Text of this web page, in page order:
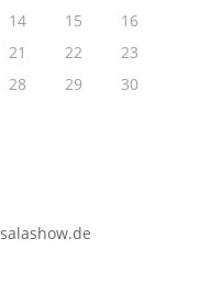
14 15
16
21 22
23
28 29
30